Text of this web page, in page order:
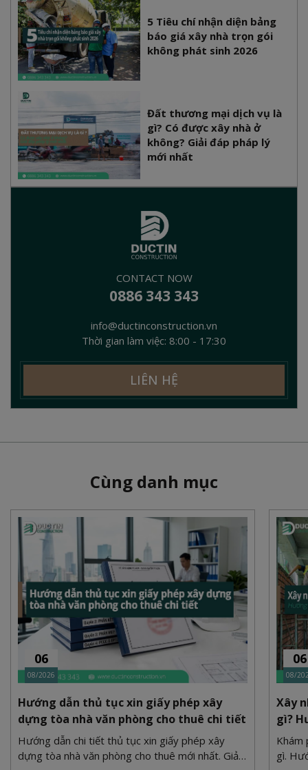
5 Tiêu chí nhận diện bảng
báo giá xây nhà trọn gói
không phát sinh 2026
Đất thương mại dịch vụ là
gì? Có được xây nhà ở
không? Giải đáp pháp lý
mới nhất
CONTACT NOW
0886 343 343
info@ductinconstruction.vn
Thời gian làm việc: 8:00 - 17:30
LIÊN HỆ
Cùng danh mục
06
08/2026
Hướng dẫn thủ tục xin giấy phép xây
dựng tòa nhà văn phòng cho thuê chi tiết
Hướng dẫn chi tiết thủ tục xin giấy phép xây
dựng tòa nhà văn phòng cho thuê mới nhất. Giải
06
08/
Xây
gì?
Khám
gì.